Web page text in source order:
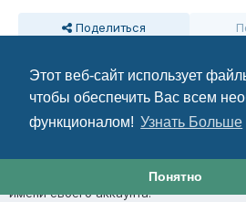
Этот веб-сайт использует
чтобы обеспечить Вас всем
функционалом! Узнать Больше
Понятно
Поделиться
Комментариев нет
Вы можете написать сейчас и
авторизуйтесь
,
имени своего аккаунта.